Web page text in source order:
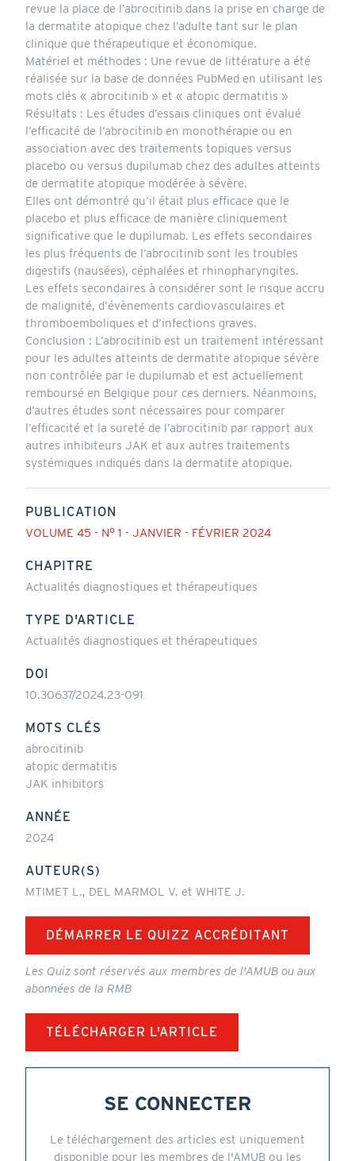
revue la place de l’abrocitinib dans la prise en charge de
la dermatite atopique chez l’adulte tant sur le plan
clinique que thérapeutique et économique.
Matériel et méthodes : Une revue de littérature a été
réalisée sur la base de données PubMed en utilisant les
mots clés « abrocitinib » et « atopic dermatitis »
Résultats : Les études d’essais cliniques ont évalué
l’efficacité de l’abrocitinib en monothérapie ou en
association avec des traitements topiques versus
placebo ou versus dupilumab chez des adultes atteints
de dermatite atopique modérée à sévère.
Elles ont démontré qu’il était plus efficace que le
placebo et plus efficace de manière cliniquement
significative que le dupilumab. Les effets secondaires
les plus fréquents de l’abrocitinib sont les troubles
digestifs (nausées), céphalées et rhinopharyngites.
Les effets secondaires à considérer sont le risque accru
de malignité, d’évènements cardiovasculaires et
thromboemboliques et d’infections graves.
Conclusion : L’abrocitinib est un traitement intéressant
pour les adultes atteints de dermatite atopique sévère
non contrôlée par le dupilumab et est actuellement
remboursé en Belgique pour ces derniers. Néanmoins,
d’autres études sont nécessaires pour comparer
l’efficacité et la sureté de l’abrocitinib par rapport aux
autres inhibiteurs JAK et aux autres traitements
systémiques indiqués dans la dermatite atopique.
PUBLICATION
VOLUME 45 - N° 1 - JANVIER - FÉVRIER 2024
CHAPITRE
Actualités diagnostiques et thérapeutiques
TYPE D'ARTICLE
Actualités diagnostiques et thérapeutiques
DOI
10.30637/2024.23-091
MOTS CLÉS
abrocitinib
atopic dermatitis
JAK inhibitors
ANNÉE
2024
AUTEUR(S)
MTIMET L., DEL MARMOL V. et WHITE J.
DÉMARRER LE QUIZZ ACCRÉDITANT
Les Quiz sont réservés aux membres de l'AMUB ou aux
abonnées de la RMB
TÉLÉCHARGER L'ARTICLE
SE CONNECTER
Le téléchargement des articles est uniquement
disponible pour les membres de l'AMUB ou les